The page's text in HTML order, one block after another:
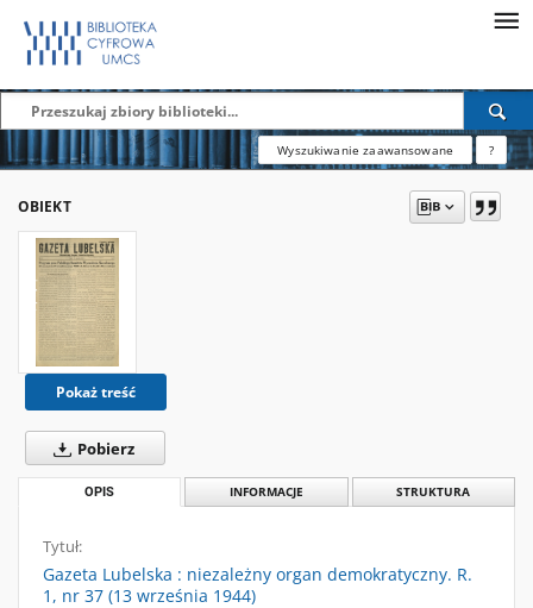
Wyszukiwanie zaawansowane ?
OBIEKT
Pokaż treść
Pobierz
OPIS INFORMACJE STRUKTURA
Tytuł:
Gazeta Lubelska : niezależny organ demokratyczny. R.
1, nr 37 (13 września 1944)